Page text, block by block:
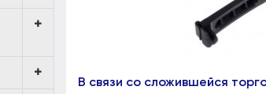
В связи со сложившейся